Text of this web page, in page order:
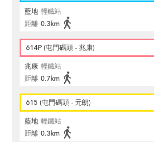
藍地 輕鐵站
距離 0.3km
614P (屯門碼頭 - 兆康)
兆康 輕鐵站
距離 0.7km
615 (屯門碼頭 - 元朗)
藍地 輕鐵站
距離 0.3km